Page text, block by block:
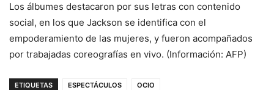
Los álbumes destacaron por sus letras con contenido
social, en los que Jackson se identifica con el
empoderamiento de las mujeres, y fueron acompañados
por trabajadas coreografías en vivo. (Información: AFP)
ETIQUETAS ESPECTÁCULOS OCIO